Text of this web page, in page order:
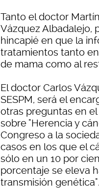
Tanto el doctor
Vázquez Albadalejo,
hincapié en que la
tratamientos tanto
de mama como al
El doctor Carlos
SESPM, será el
otras preguntas en
sobre "Herencia y
Congreso a la
casos en los que el
sólo en un 10 por
porcentaje se eleva
transmisión